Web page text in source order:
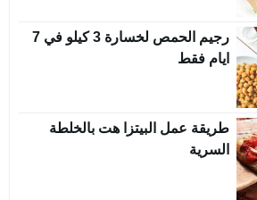
رجيم الحمص لخسارة 3 كيلو في 7
ايام فقط
طريقة عمل البيتزا هت بالخلطة
السرية